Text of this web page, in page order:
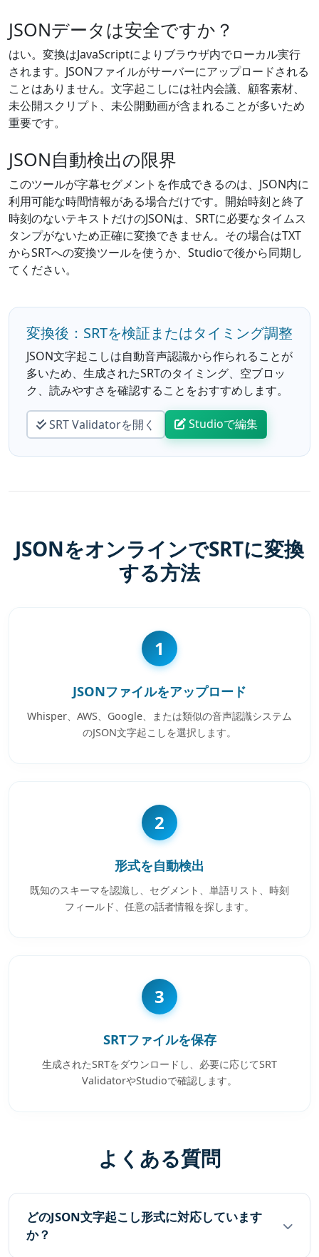
JSONデータは安全ですか？
はい。変換はJavaScriptによりブラウザ内でローカル実行
されます。JSONファイルがサーバーにアップロードされる
ことはありません。文字起こしには社内会議、顧客素材、
未公開スクリプト、未公開動画が含まれることが多いため
重要です。
JSON自動検出の限界
このツールが字幕セグメントを作成できるのは、JSON内に
利用可能な時間情報がある場合だけです。開始時刻と終了
時刻のないテキストだけのJSONは、SRTに必要なタイムス
タンプがないため正確に変換できません。その場合はTXT
からSRTへの変換ツールを使うか、Studioで後から同期し
てください。
変換後：SRTを検証またはタイミング調整
JSON文字起こしは自動音声認識から作られることが
多いため、生成されたSRTのタイミング、空ブロッ
ク、読みやすさを確認することをおすすめします。
SRT Validatorを開く Studioで編集
JSONをオンラインでSRTに変換
する方法
1
JSONファイルをアップロード
Whisper、AWS、Google、または類似の音声認識システム
のJSON文字起こしを選択します。
2
形式を自動検出
既知のスキーマを認識し、セグメント、単語リスト、時刻
フィールド、任意の話者情報を探します。
3
SRTファイルを保存
生成されたSRTをダウンロードし、必要に応じてSRT
ValidatorやStudioで確認します。
よくある質問
どのJSON文字起こし形式に対応しています
か？